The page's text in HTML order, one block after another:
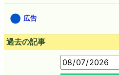
広告
過去の記事